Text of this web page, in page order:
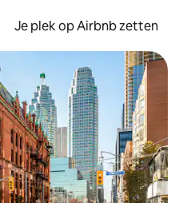
Je plek op Airbnb zetten